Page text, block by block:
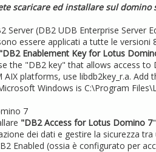
scaricare ed installare sul
Server (DB2 UDB Enterprise Server
essere applicati a tutte le versioni
"DB2 Enablement Key for Lotus
the "DB2 key" that allows access
AIX platforms, use libdb2key_r.a.
Windows is C:\Program
7
"DB2 Access for Lotus Domino 7
dei dati e gestire la sicurezza
Enabled (ossia è configurato per